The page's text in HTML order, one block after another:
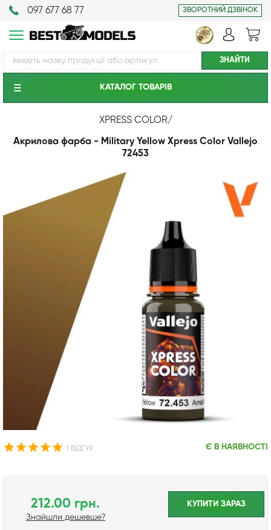
097 677 68 77 ЗВОРОТНИЙ ДЗВІНОК
КАТАЛОГ ТОВАРIВ
XPRESS COLOR/
Акрилова фарба - Military Yellow Xpress Color Vallejo
72453
1 ВІДГУК Є В НАЯВНОСТІ
212.00 грн.
Знайшли дешевше?
КУПИТИ ЗАРАЗ